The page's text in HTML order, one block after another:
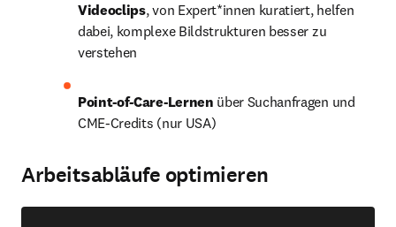
Videoclips, von Expert*innen kuratiert, helfen
dabei, komplexe Bildstrukturen besser zu
verstehen
Point-of-Care-Lernen über Suchanfragen und
CME-Credits (nur USA)
Arbeitsabläufe optimieren